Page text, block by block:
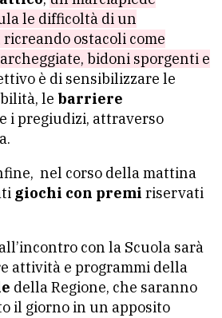
le difficoltà di un
ostacoli come
bidoni sporgenti e
è di sensibilizzare le
le barriere
e i pregiudizi, attraverso
nel corso della mattina
giochi con premi riservati
con la Scuola sarà
attività e programmi della
della Regione, che saranno
il giorno in un apposito